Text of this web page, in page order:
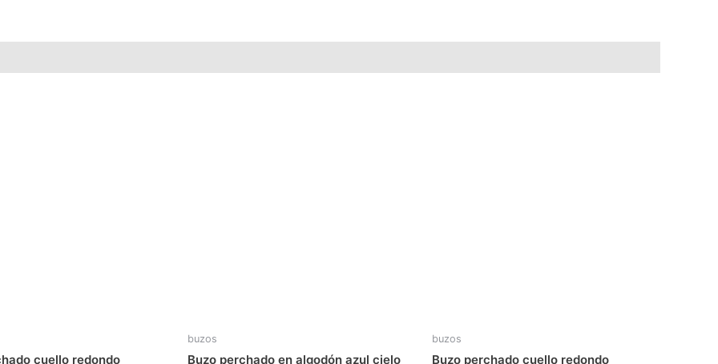
cuello redondo
buzos
Buzo perchado en algodón azul cielo
buzos
Buzo perchado cuello redondo